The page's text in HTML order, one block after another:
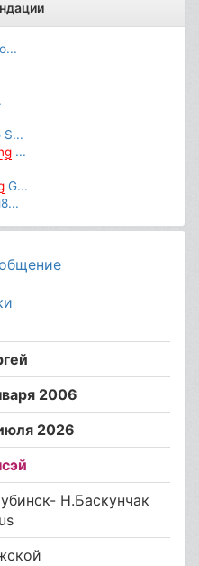
S...
...
G...
i8...
2006
2026
Н.Баскунчак